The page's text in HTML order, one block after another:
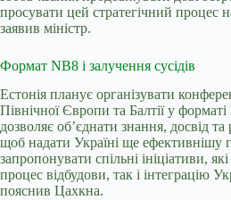
просувати цей стратегічний процес
заявив міністр.
Формат NB8 і залучення сусідів
Естонія планує організувати
Північної Європи та Балтії у
дозволяє об’єднати знання, досвід
щоб надати Україні ще ефективнішу
запропонувати спільні ініціативи,
процес відбудови, так і інтеграцію
пояснив Цахкна.